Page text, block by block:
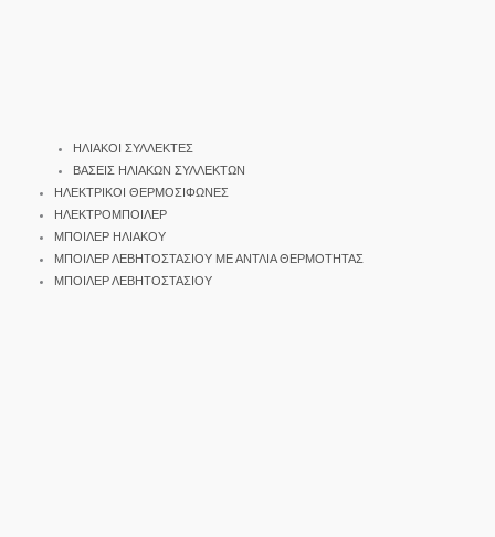
ΗΛΙΑΚΟΙ ΣΥΛΛΕΚΤΕΣ
ΒΑΣΕΙΣ ΗΛΙΑΚΩΝ ΣΥΛΛΕΚΤΩΝ
ΗΛΕΚΤΡΙΚΟΙ ΘΕΡΜΟΣΙΦΩΝΕΣ
ΗΛΕΚΤΡΟΜΠΟΙΛΕΡ
ΜΠΟΙΛΕΡ ΗΛΙΑΚΟΥ
ΜΠΟΙΛΕΡ ΛΕΒΗΤΟΣΤΑΣΙΟΥ ΜΕ ΑΝΤΛΙΑ ΘΕΡΜΟΤΗΤΑΣ
ΜΠΟΙΛΕΡ ΛΕΒΗΤΟΣΤΑΣΙΟΥ